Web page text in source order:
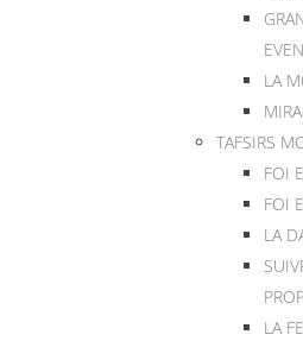
LA
TAFSIRS
FOI
FOI
LA
LA